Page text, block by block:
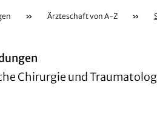
» Ärzteschaft von A-Z »
Chirurgie und